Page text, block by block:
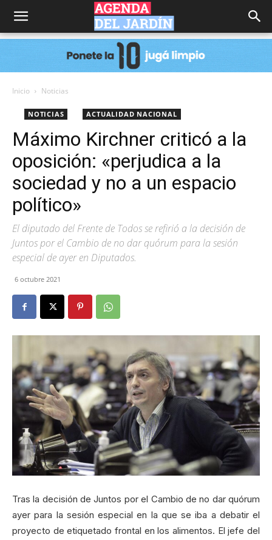
Agenda
del
Jardín
Inicio Noticias
NOTICIAS ACTUALIDAD NACIONAL
Máximo Kirchner criticó a la
oposición: «perjudica a la
sociedad y no a un espacio
político»
El diputado del Frente de Todos se refirió a la decisión de
Juntos por el Cambio de no dar quórum para la sesión
especial de ayer en Diputados.
6 octubre 2021
Tras la decisión de Juntos por el Cambio de no dar quórum
ayer para la sesión especial en la que se iba a debatir el
proyecto de etiquetado frontal en los alimentos. El jefe del